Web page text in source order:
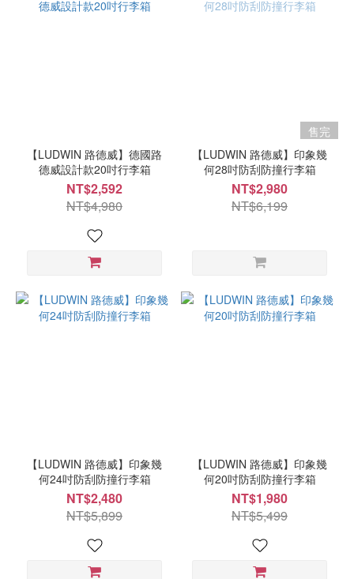
【LUDWIN 路德威】德國路
德威設計款20吋行李箱
NT$2,592
NT$4,980
售完
【LUDWIN 路德威】印象幾
何28吋防刮防撞行李箱
NT$2,980
NT$6,199
【LUDWIN 路德威】印象幾
何24吋防刮防撞行李箱
NT$2,480
NT$5,899
【LUDWIN 路德威】印象幾
何20吋防刮防撞行李箱
NT$1,980
NT$5,499